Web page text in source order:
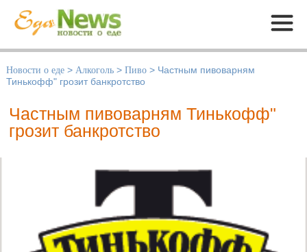
Меню
Новости о еде > Алкоголь > Пиво > Частным пивоварням
Тинькофф" грозит банкротство
Частным пивоварням Тинькофф"
грозит банкротство